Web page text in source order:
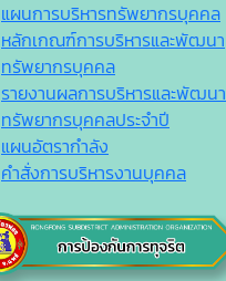
แผนการบริหารทรัพยากรบุคคล
หลักเกณฑ์การบริหารและพัฒนา
ทรัพยากรบุคคล
รายงานผลการบริหารและพัฒนา
ทรัพยากรบุคคลประจำปี
แผนอัตรากำลัง
คำสั่งการบริหารงานบุคคล